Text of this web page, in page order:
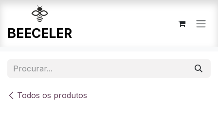
Pular para o conteúdo
Todos os produtos